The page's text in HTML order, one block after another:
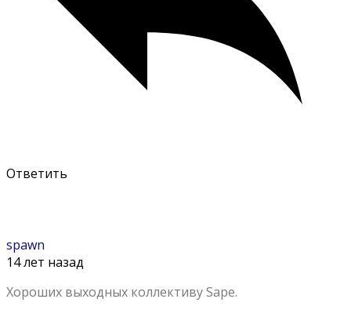
Ответить
spawn
14 лет назад
Хороших выходных коллективу Sape.